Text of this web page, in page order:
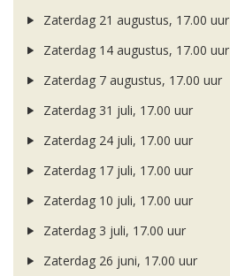
Zaterdag 21 augustus, 17.00 uur
Zaterdag 14 augustus, 17.00 uur
Zaterdag 7 augustus, 17.00 uur
Zaterdag 31 juli, 17.00 uur
Zaterdag 24 juli, 17.00 uur
Zaterdag 17 juli, 17.00 uur
Zaterdag 10 juli, 17.00 uur
Zaterdag 3 juli, 17.00 uur
Zaterdag 26 juni, 17.00 uur